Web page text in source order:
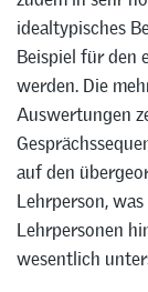
idealtypisches
Beispiel für den
werden. Die
Auswertungen
auf den
Lehrperson,
Lehrpersonen
wesentlich